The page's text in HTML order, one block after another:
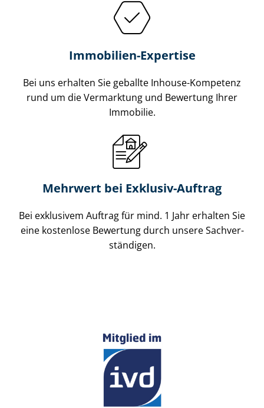
Immobilien-Expertise
Bei uns erhalten Sie geballte Inhouse-Kompetenz
rund um die Vermarktung und Bewertung Ihrer
Immobilie.
Mehrwert bei Exklusiv-Auftrag
Bei exklusivem Auftrag für mind. 1 Jahr erhalten Sie
eine kostenlose Bewertung durch unsere Sach­ver­
stän­di­gen.